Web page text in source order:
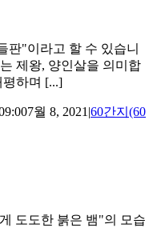
판"이라고 할 수 있습니
제왕, 양인살을 의미합
평하며 [...]
7월 8, 2021 |60간지(60
도도한 붉은 뱀"의 모습